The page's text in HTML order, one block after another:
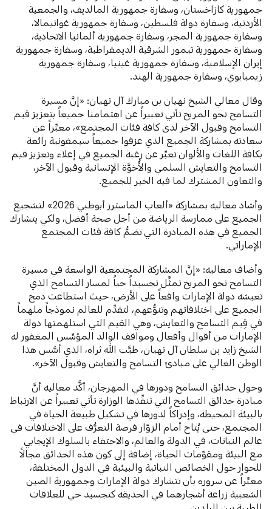
جمهورية كازاخستان، وسفارة جمهورية المالديف، والجمعية
الأردنية، وسفارة دولة فلسطين، وسفارة جمهورية غواتيمالا،
وسفارة جمهورية المجر، وسفارة جمهورية ألمانيا الاتحادية،
وسفارة جمهورية تيمور الشرقية الديمقراطية، وسفارة جمهورية
إيران الإسلامية، وسفارة جمهورية غينيا، وسفارة جمهورية
زيمبابوي، وسفارة جمهورية الهند.
وقال معالي الشيخ نهيان بن مبارك آل نهيان: «إنَّ مسيرة
التسامح نحو المريخ تأتي تعبيراً عن اهتمامنا جميعاً بتعزيز قيم
التسامح وقبول الآخر لدى كافة فئات المجتمع»، معبِّراً عن
سعادته بمشاركة الجميع الذي عزفوا جميعاً سيمفونية رائعة
بكافة اللغات والألوان تعبِّر عن رغبة الجميع في إعلاء وتعزيز قيم
التسامح والتعايش السلمي والأُخوَّة الإنسانية وقبول الآخر،
والتعاون المشترك لما فيه الخير للجميع.
وأشاد معاليه بمشاركة «ألعاب الماسترز أبوظبي 2026» لتشجيع
الجميع على ممارسة الرياضة من أجل صحة أفضل، ولكي يتشارك
الجميع في هذه المبادرة التي تضمُّ كافة فئات المجتمع
الإماراتي.
وأضاف معاليه: «إنَّ المشاركة المجتمعية الواسعة في مسيرة
التسامح نحو المريخ تمثِّل تجسيداً حياً لمسار التسامح الذي
تعيشه دولة الإمارات واقعاً على الأرض، حيث استطاعت دمج
الجميع على اختلافاتهم وتنوُّعهم، لتقدِّم للعالم نموذجاً ملهماً
في قِيم التسامح والتعايش، وهي القيم التي استلهمتها دولة
الإمارات من أقوال وأفعال ومواقف الوالد المؤسِّس المغفور له
الشيخ زايد بن سلطان آل نهيان، طيَّب الله ثراه، الذي أسَّس هذا
الوطن الغالي على مبادئ التسامح والتعايش وقبول الآخر».
وحول حدائق التسامح ودورها في المهرجان، أكَّد معاليه أنَّ
مبادرة حدائق التسامح التي تنفِّذها الوزارة تأتي تعبيراً عن الارتباط
بالبيئة المحيطة، وإدراكاً لدورها في تشكيل طبيعة الحياة في
المجتمع، حتى يُتاح أمام الزوّار فرصة التعرُّف على الاختلافات في
عالم النباتات، في الدولة والعالم، والاحتفاء بالسلوك الإيجابي
مع البيئة ومقوّمات الحياة، إضافة إلى كون هذه الحدائق مجالاً
للحوار حول الخصائص النباتية والبيئية في الدول المختلفة،
معبِّراً عن سروره بأن تتشارك دولة الإمارات وجمهورية الصين
الشعبية زراعة أشجارهما في الحديقة كتجسيد حي للعلاقات